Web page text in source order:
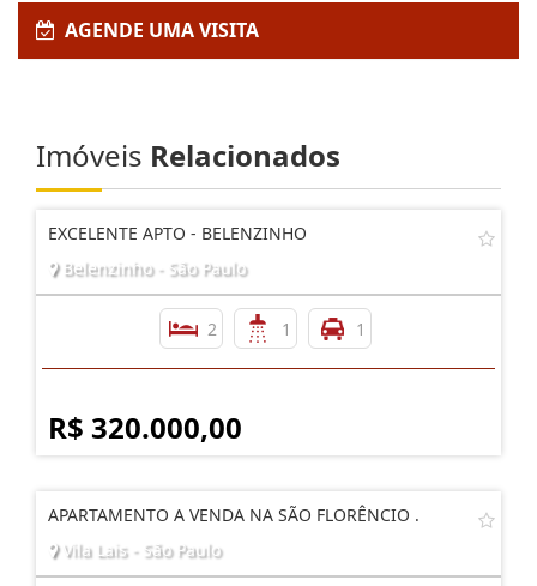
AGENDE UMA VISITA
Imóveis Relacionados
EXCELENTE APTO - BELENZINHO
Belenzinho - São Paulo
2 1 1
R$ 320.000,00
APARTAMENTO A VENDA NA SÃO FLORÊNCIO .
Vila Lais - São Paulo